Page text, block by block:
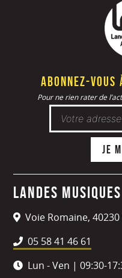
Abonnez-
Pour ne rien rater de
Landes
Voie Romaine,
05 58 41 46 61
Lun - Ven | 09:30-